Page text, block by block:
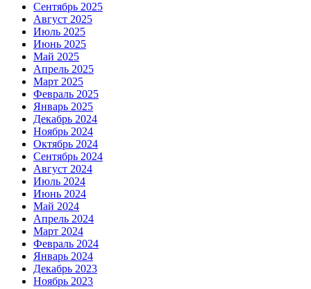
Сентябрь 2025
Август 2025
Июль 2025
Июнь 2025
Май 2025
Апрель 2025
Март 2025
Февраль 2025
Январь 2025
Декабрь 2024
Ноябрь 2024
Октябрь 2024
Сентябрь 2024
Август 2024
Июль 2024
Июнь 2024
Май 2024
Апрель 2024
Март 2024
Февраль 2024
Январь 2024
Декабрь 2023
Ноябрь 2023